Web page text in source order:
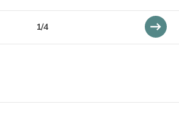
1/4